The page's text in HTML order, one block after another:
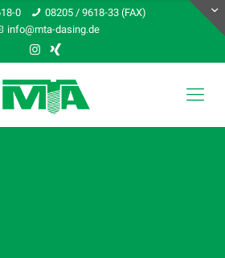
0
08205 / 9618-33 (FAX)
info@mta-dasing.de